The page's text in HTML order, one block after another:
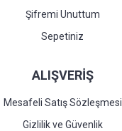
Şifremi Unuttum
Sepetiniz
ALIŞVERİŞ
Mesafeli Satış Sözleşmesi
Gizlilik ve Güvenlik